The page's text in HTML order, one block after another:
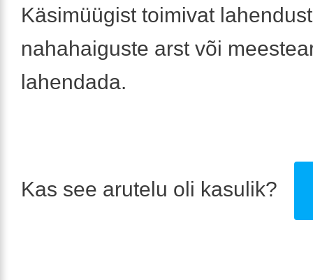
Käsimüügist toimivat
nahahaiguste arst või
lahendada.
Kas see arutelu oli kasulik?